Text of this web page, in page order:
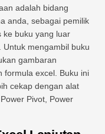
adalah bidang
anda, sebagai pemilik
ke buku yang luar
Untuk mengambil buku
gambaran
formula excel. Buku ini
cekap dengan alat
Pivot, Power